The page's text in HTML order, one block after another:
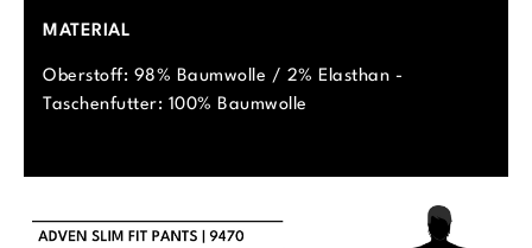
MATERIAL
Oberstoff: 98% Baumwolle / 2% Elasthan -
Taschenfutter: 100% Baumwolle